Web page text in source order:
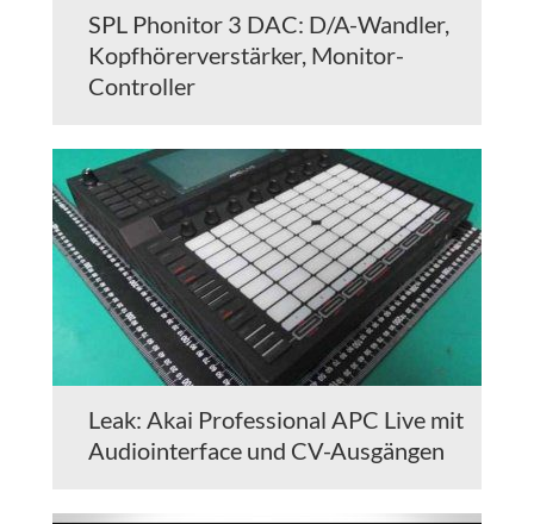
SPL Phonitor 3 DAC: D/A-Wandler,
Kopfhörerverstärker, Monitor-
Controller
Leak: Akai Professional APC Live mit
Audiointerface und CV-Ausgängen